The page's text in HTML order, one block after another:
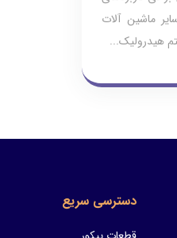
ماشین آلات
هیدرولیک...
دسترسی سریع